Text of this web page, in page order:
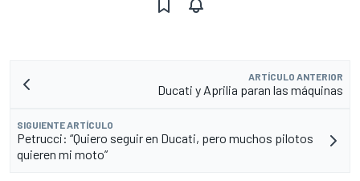
ARTÍCULO ANTERIOR
Ducati y Aprilia paran las máquinas
SIGUIENTE ARTÍCULO
Petrucci: “Quiero seguir en Ducati, pero muchos pilotos
quieren mi moto”